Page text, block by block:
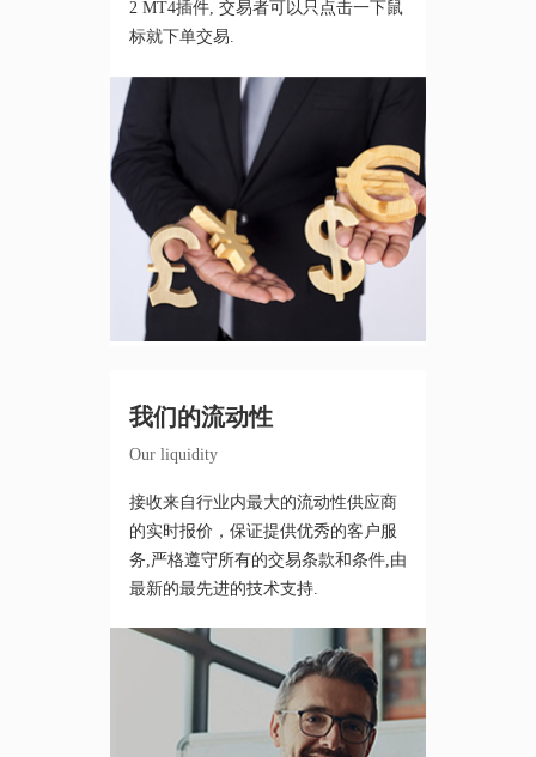
2 MT4插件, 交易者可以只点击一下鼠
标就下单交易.
我们的流动性
Our liquidity
接收来自行业内最大的流动性供应商
的实时报价，保证提供优秀的客户服
务,严格遵守所有的交易条款和条件,由
最新的最先进的技术支持.